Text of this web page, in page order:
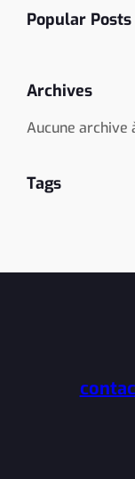
h
h
e
Popular Posts
Archives
Aucune archive
Tags